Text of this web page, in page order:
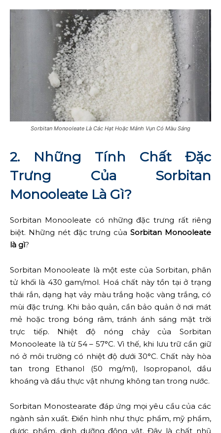
Sorbitan Monooleate Là Các Hạt Hoặc Mảnh Vụn Có Màu Sáng
2. Những Tính Chất Đặc
Trưng Của Sorbitan
Monooleate Là Gì?
Sorbitan Monooleate có những đặc trưng rất riêng
biệt. Những nét đặc trưng củaSorbitan Monooleate
là gì?
Sorbitan Monooleate là một este của Sorbitan, phân
tử khối là 430 gam/mol. Hoá chất này tồn tại ở trạng
thái rắn, dạng hạt vảy màu trắng hoặc vàng trắng, có
mùi đặc trưng. Khi bảo quản, cần bảo quản ở nơi mát
mẻ hoặc trong bóng râm, tránh ánh sáng mặt trời
trực tiếp. Nhiệt độ nóng chảy của Sorbitan
Monooleate là từ 54 – 57°C. Vì thế, khi lưu trữ cần giữ
nó ở môi trường có nhiệt độ dưới 30°C. Chất này hòa
tan trong Ethanol (50 mg/ml), Isopropanol, dầu
khoáng và dầu thực vật nhưng không tan trong nước.
Sorbitan Monostearate đáp ứng mọi yêu cầu của các
ngành sản xuất. Điển hình như thực phẩm, mỹ phẩm,
dược phẩm, dinh dưỡng động vật. Đây là chất nhũ